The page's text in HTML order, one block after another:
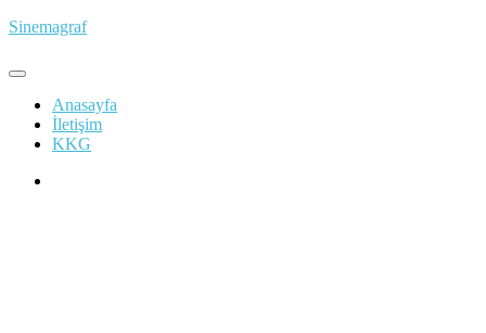
İçeriğe
Sinemagraf
Anasayfa
İletişim
KKG